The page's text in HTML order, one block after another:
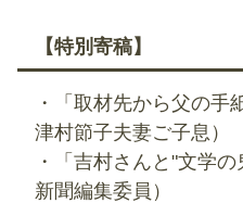
【特別寄稿】
・「取材先から父の手
津村節子夫妻ご子息）
・「吉村さんと"文学
新聞編集委員）